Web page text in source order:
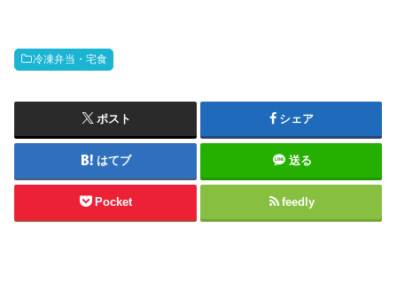
冷凍弁当・宅食
ポスト シェア
はてブ 送る
Pocket feedly